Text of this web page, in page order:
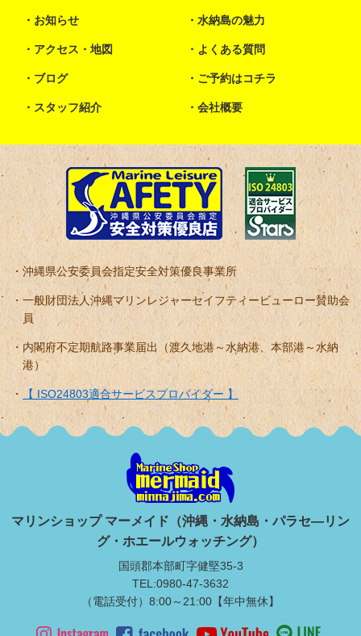
お知らせ 水納島の魅力
アクセス・地図 よくある質問
ブログ ご予約はコチラ
スタッフ紹介 会社概要
沖縄県公安委員会指定安全対策優良事業所
一般財団法人沖縄マリンレジャーセイフティービューロー賛助会
員
内閣府不定期航路事業届出（渡久地港～水納港、本部港～水納
港）
【 ISO24803適合サービスプロバイダー 】
マリンショップ マーメイド（沖縄・水納島・パラセ―リン
グ・ホエールウォッチング）
国頭郡本部町字健堅35-3
TEL:0980-47-3632
（電話受付）8:00～21:00【年中無休】